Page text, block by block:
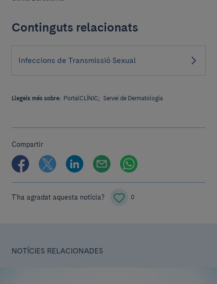
Continguts relacionats
Infeccions de Transmissió Sexual
Llegeix més sobre: PortalCLÍNIC; Servei de Dermatologia
Compartir
T'ha agradat aquesta notícia? 0
NOTÍCIES RELACIONADES